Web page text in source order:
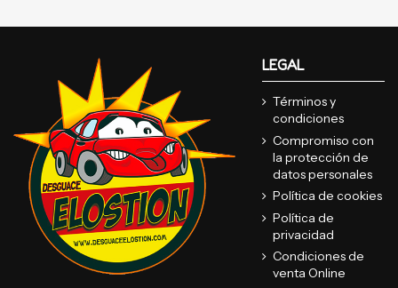
LEGAL
Términos y
condiciones
Compromiso con
la protección de
datos personales
Política de cookies
Política de
privacidad
Condiciones de
venta Online